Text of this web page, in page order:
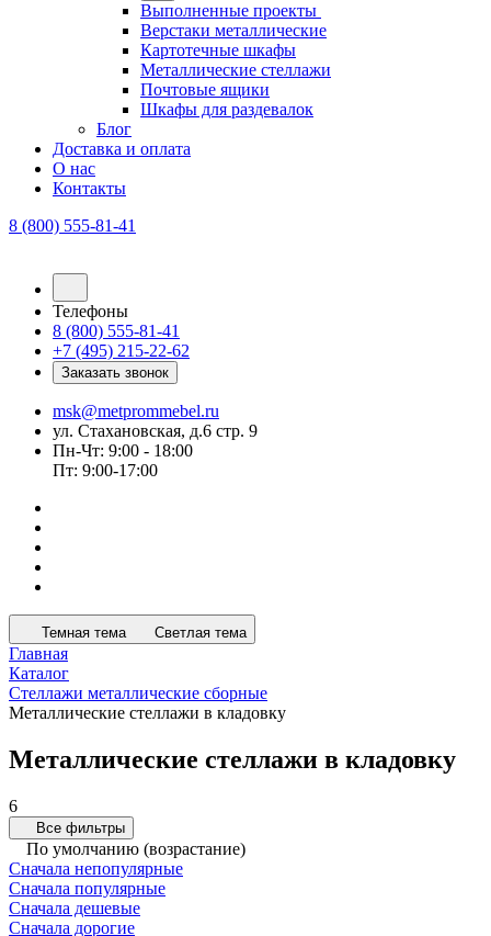
Выполненные проекты
Верстаки металлические
Картотечные шкафы
Металлические стеллажи
Почтовые ящики
Шкафы для раздевалок
Блог
Доставка и оплата
О нас
Контакты
8 (800) 555-81-41
Телефоны
8 (800) 555-81-41
+7 (495) 215-22-62
Заказать звонок
msk@metprommebel.ru
ул. Стахановская, д.6 стр. 9
Пн-Чт: 9:00 - 18:00
Пт: 9:00-17:00
Темная тема Светлая тема
Главная
Каталог
Стеллажи металлические сборные
Металлические стеллажи в кладовку
Металлические стеллажи в кладовку
6
Все фильтры
По умолчанию (возрастание)
Сначала непопулярные
Сначала популярные
Сначала дешевые
Сначала дорогие